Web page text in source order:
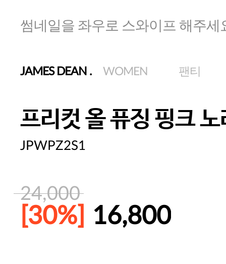
썸네일을 좌우로 스와이프 해주세
JAMES DEAN . WOMEN 팬티
프리컷 올 퓨징 핑크
JPWPZ2S1
24,000
[30%] 16,800